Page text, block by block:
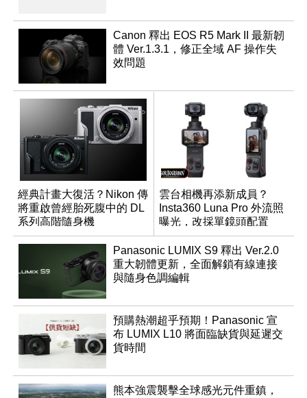
Canon 釋出 EOS R5 Mark II 最新韌
體 Ver.1.3.1，修正全域 AF 操作失
效問題
經典計畫大復活？Nikon 傳
將重啟曾經胎死腹中的 DL
系列高階隨身機
雲台相機再添新成員？
Insta360 Luna Pro 外流照
曝光，改採單鏡頭配置
Panasonic LUMIX S9 釋出 Ver.2.0
重大韌體更新，全面解鎖有線連接
與隨身色調編輯
預購熱潮超乎預期！Panasonic 宣
布 LUMIX L10 將面臨缺貨與延遲交
貨時間
熊本強震襲擊全球感光元件重鎮，